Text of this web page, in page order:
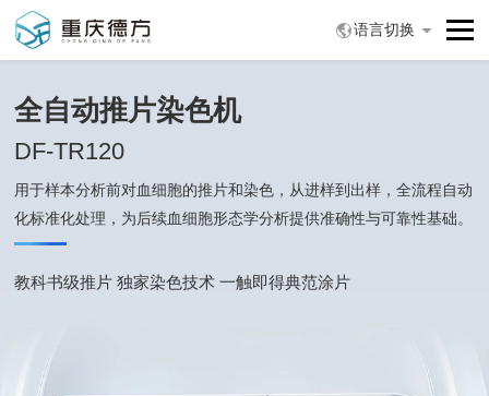
语言切换
全自动推片染色机
DF-TR120
用于样本分析前对血细胞的推片和染色，从进样到出样，全流程自动
化标准化处理， 为后续血细胞形态学分析提供准确性与可靠性基础。
教科书级推片 独家染色技术 一触即得典范涂片